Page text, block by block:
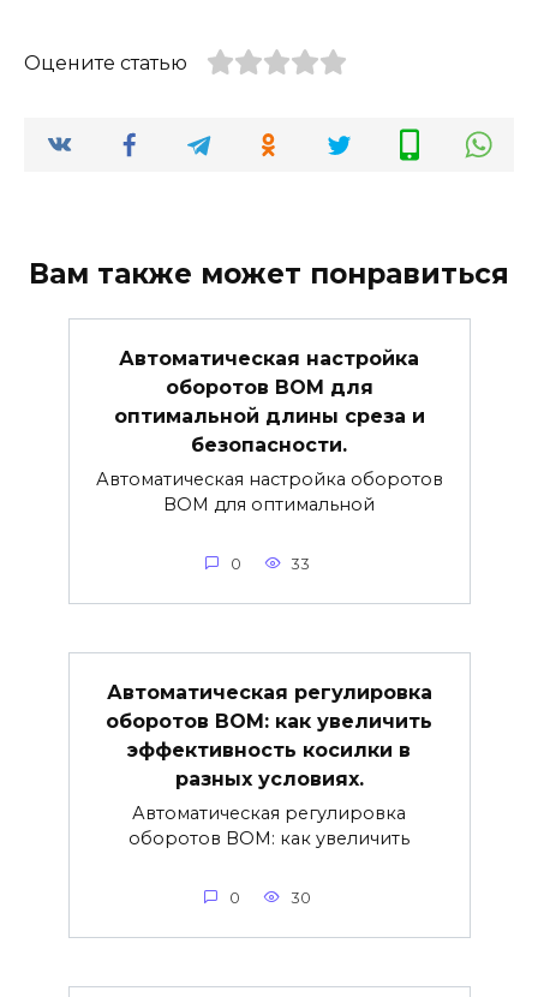
Оцените статью
Вам также может понравиться
Автоматическая настройка
оборотов ВОМ для
оптимальной длины среза и
безопасности.
Автоматическая настройка оборотов
ВОМ для оптимальной
0 33
Автоматическая регулировка
оборотов ВОМ: как увеличить
эффективность косилки в
разных условиях.
Автоматическая регулировка
оборотов ВОМ: как увеличить
0 30